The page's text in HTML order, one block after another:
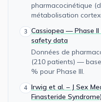
pharmacocinétique
métabolisation
3 Cassiopea — Phase
safety data
Données de
(210 patients) —
% pour Phase III.
4 Irwig et al. – J Sex
Finasteride Syndrome)